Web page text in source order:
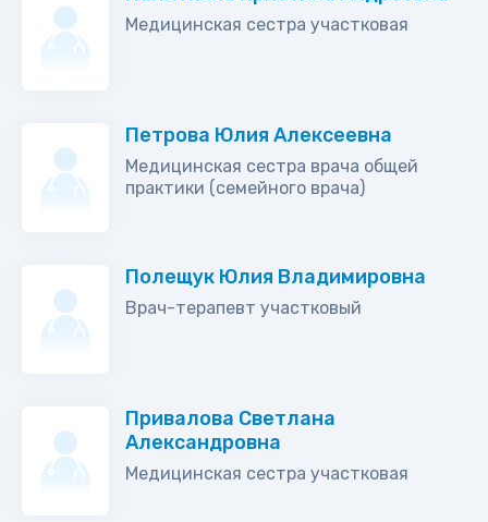
Медицинская сестра участковая
Петрова Юлия Алексеевна
Медицинская сестра врача общей
практики (семейного врача)
Полещук Юлия Владимировна
Врач-терапевт участковый
Привалова Светлана
Александровна
Медицинская сестра участковая